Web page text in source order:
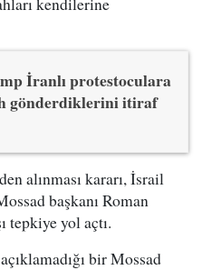
İranlı protestoculara
gönderdiklerini itiraf
alınması kararı, İsrail
başkanı Roman
tepkiye yol açtı.
bir Mossad